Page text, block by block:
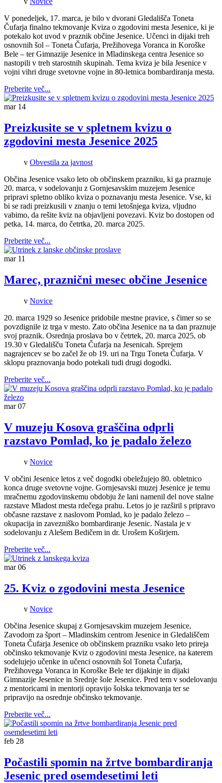
V ponedeljek, 17. marca, je bilo v dvorani Gledališča Toneta
Čufarja finalno tekmovanje Kviza o zgodovini mesta Jesenice, ki je
potekalo kot uvod v praznik občine Jesenice. Učenci in dijaki treh
osnovnih šol – Toneta Čufarja, Prežihovega Voranca in Koroške
Bele – ter Gimnazije Jesenice in Mladinskega centra Jesenice so
nastopili v treh starostnih skupinah. Tema kviza je bila Jesenice v
vojni vihri druge svetovne vojne in 80-letnica bombardiranja mesta.
Preberite več...
mar 14
Preizkusite se v spletnem kvizu o
zgodovini mesta Jesenice 2025
v Obvestila za javnost
Občina Jesenice vsako leto ob občinskem prazniku, ki ga praznuje
20. marca, v sodelovanju z Gornjesavskim muzejem Jesenice
pripravi spletno obliko kviza o poznavanju mesta Jesenice. Vse, ki
bi se radi preizkusili v znanju o temi letošnjega kviza, vljudno
vabimo, da rešite kviz na objavljeni povezavi. Kviz bo dostopen od
petka, 14. marca, do četrtka, 20. marca 2025.
Preberite več...
mar 11
Marec, praznični mesec občine Jesenice
v Novice
20. marca 1929 so Jesenice pridobile mestne pravice, s čimer so se
povzdignile iz trga v mesto. Zato občina Jesenice na ta dan praznuje
svoj praznik. Osrednja proslava bo v četrtek, 20. marca 2025, ob
19.30 v Gledališču Toneta Čufarja na Jesenicah. Sprejem
nagrajencev se bo začel že ob 19. uri na Trgu Toneta Čufarja. V
sklopu praznovanja bodo potekali tudi drugi dogodki.
Preberite več...
mar07
V muzeju Kosova graščina odprli
razstavo Pomlad, ko je padalo železo
v Novice
V občini Jesenice letos z več dogodki obeležujejo 80. obletnico
konca druge svetovne vojne. Gornjesavski muzej Jesenice je temu
mračnemu zgodovinskemu obdobju že lani namenil del nove stalne
razstave Mladost mesta rdečega prahu. Letos jo je razširil s pripravo
občasne razstave z naslovom Pomlad, ko je padalo železo –
okupacija in zavezniško bombardiranje Jesenic. Nastala je v
sodelovanju z Alešem Bedičem in dr. Urošem Koširjem.
Preberite več...
mar06
25. Kviz o zgodovini mesta Jesenice
v Novice
Občina Jesenice skupaj z Gornjesavskim muzejem Jesenice,
Zavodom za šport – Mladinskim centrom Jesenice in Gledališčem
Toneta Čufarja Jesenice ob občinskem prazniku vsako leto prireja
občinsko tekmovanje Kviz o zgodovini mesta Jesenice, na katerem
sodelujejo učenke in učenci osnovnih šol Toneta Čufarja,
Prežihovega Voranca in Koroške Bele ter dijakinje in dijaki
Gimnazije Jesenice in Srednje šole Jesenice. Pred tem v sodelovanju
z mentoricami in mentorji opravijo šolska tekmovanja ter se
pripravijo na osrednje občinsko tekmovanje.
Preberite več...
feb 28
Počastili spomin na žrtve bombardiranja
Jesenic pred osemdesetimi leti